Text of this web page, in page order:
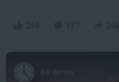
4 h 48 min